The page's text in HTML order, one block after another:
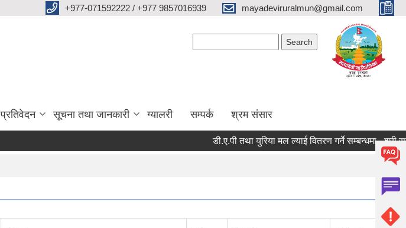
+977-071592222 / +977 9857016939 mayadeviruralmun@gmail.com
प्रतिवेदन सूचना तथा जानकारी ग्यालरी सम्पर्क श्रम संसार
डी.ए.पी तथा युरिया मल ल्याई वितरण गर्ने सम्बन्धमा - श्री